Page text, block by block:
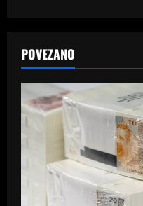
a
v
i
g
a
t
POVEZANO